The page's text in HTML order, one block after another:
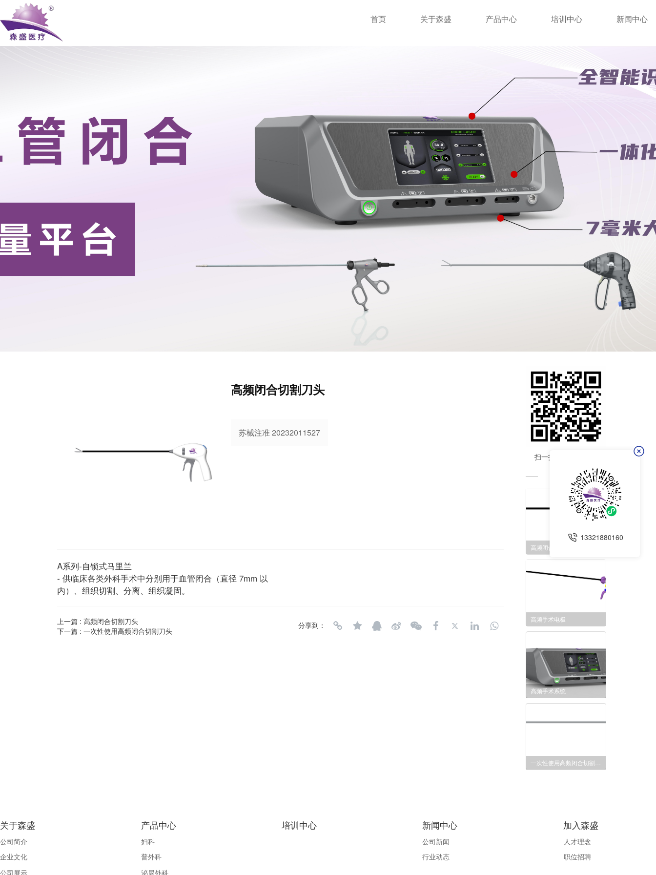
首页 关于森盛 产品中心 培训中心 新闻中心
高频闭合切割刀头
苏械注准 20232011527
A系列-自锁式马里兰
- 供临床各类外科手术中分别用于血管闭合（直径 7mm 以
内）、组织切割、分离、组织凝固。
上一篇 : 高频闭合切割刀头
下一篇 : 一次性使用高频闭合切割刀头
分享到：
扫一扫 在手机上阅读
看了又看
高频闭合切割刀头
高频手术电极
高频手术系统
关于森盛
公司简介
企业文化
公司展示
产品中心
妇科
普外科
泌尿外科
培训中心 新闻中心
公司新闻
行业动态
加入森盛
人才理念
职位招聘
13321880160